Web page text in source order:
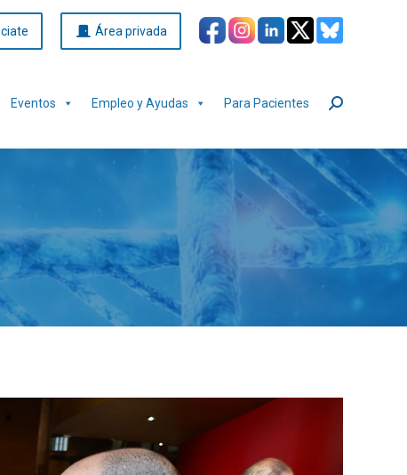
Área privada
Eventos Empleo y Ayudas Para Pacientes Buscar: